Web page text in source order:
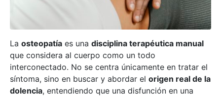
La osteopatía es una disciplina terapéutica manual
que considera al cuerpo como un todo
interconectado. No se centra únicamente en tratar el
síntoma, sino en buscar y abordar el origen real de la
dolencia, entendiendo que una disfunción en una